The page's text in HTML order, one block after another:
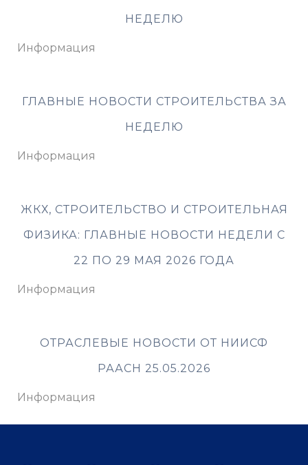
НЕДЕЛЮ
Информация
ГЛАВНЫЕ НОВОСТИ СТРОИТЕЛЬСТВА ЗА
НЕДЕЛЮ
Информация
ЖКХ, СТРОИТЕЛЬСТВО И СТРОИТЕЛЬНАЯ
ФИЗИКА: ГЛАВНЫЕ НОВОСТИ НЕДЕЛИ С
22 ПО 29 МАЯ 2026 ГОДА
Информация
ОТРАСЛЕВЫЕ НОВОСТИ ОТ НИИСФ
РААСН 25.05.2026
Информация